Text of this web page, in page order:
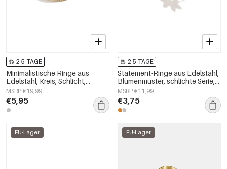
2-5 TAGE
Minimalistische Ringe aus
Edelstahl, Kreis, Schlicht,
Alltagsschmuck,
Damenschmuck
MSRP €19,99
€5,95
2-5 TAGE
Statement-Ringe aus Edelstahl,
Blumenmuster, schlichte Serie,
Damenschmuck
MSRP €11,99
€3,75
EU-Lager EU-Lager